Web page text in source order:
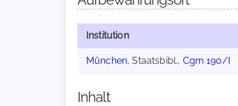
Institution
München, Staatsbibl., Cgm 190/I
Inhalt